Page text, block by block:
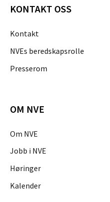
KONTAKT OSS
Kontakt
NVEs beredskapsrolle
Presserom
OM NVE
Om NVE
Jobb i NVE
Høringer
Kalender